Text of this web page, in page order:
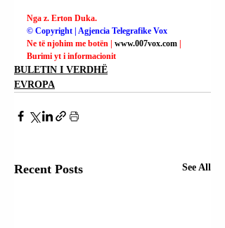
Nga z. Erton Duka.
© Copyright | Agjencia Telegrafike Vox
Ne të njohim me botën | www.007vox.com
Burimi yt i informacionit
BULETIN I VERDHË
EVROPA
Recent Posts See All